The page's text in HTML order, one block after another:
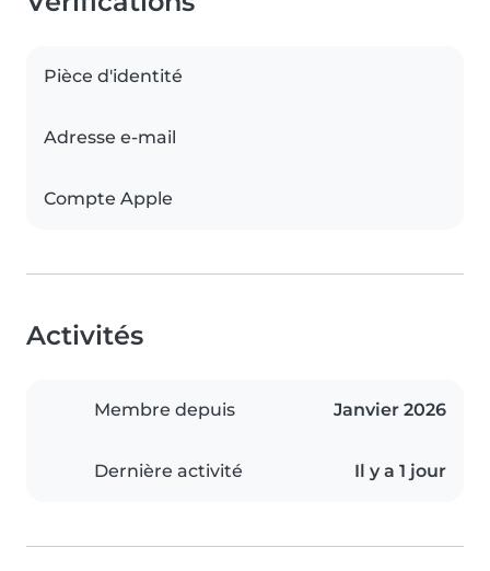
Pièce d'identité
Adresse e-mail
Compte Apple
Activités
Membre depuis Janvier 2026
Dernière activité Il y a 1 jour